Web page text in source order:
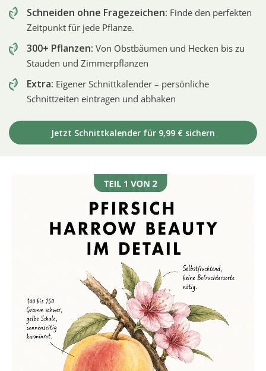
Schneiden ohne Fragezeichen: Finde den perfekten
Zeitpunkt für jede Pflanze.
300+ Pflanzen: Von Obstbäumen und Hecken bis zu
Stauden und Zimmerpflanzen
Extra: Eigener Schnittkalender – persönliche
Schnittzeiten eintragen und abhaken
Jetzt Schnittkalender für 9,99 € sichern